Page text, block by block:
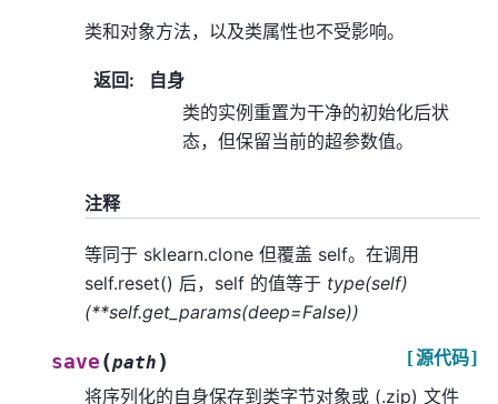
类和对象方法，以及类属性也不受影响。
返回:
自身
类的实例重置为干净的初始化后状
态，但保留当前的超参数值。
注释
等同于 sklearn.clone 但覆盖 self。在调用
self.reset() 后，self 的值等于 type(self)
(**self.get_params(deep=False))
save (path ) [源代码]
将序列化的自身保存到类字节对象或 (.zip) 文件